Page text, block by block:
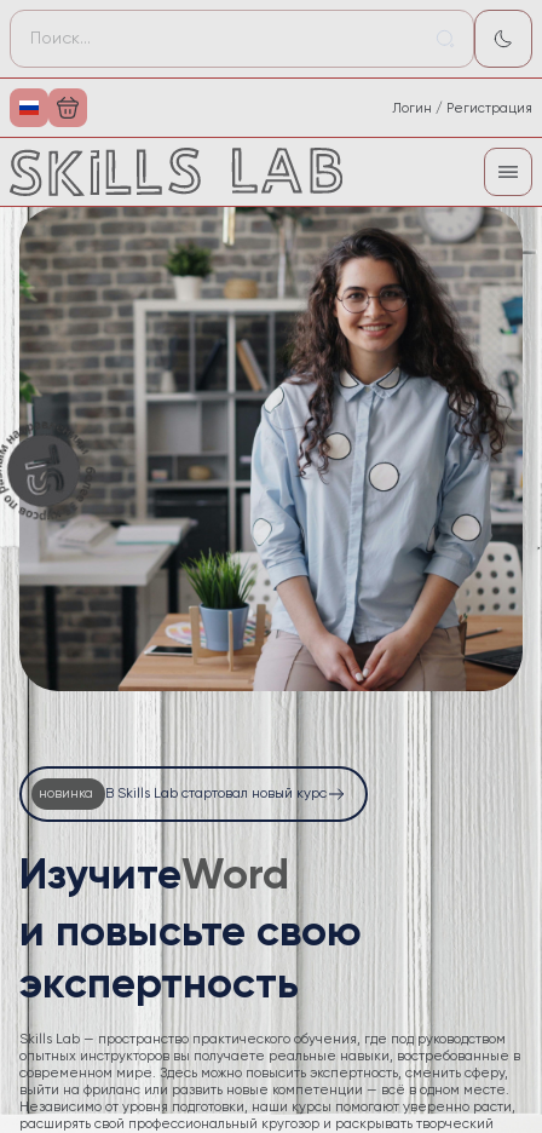
Логин / Регистрация
новинка В Skills Lab стартовал новый курс
ИзучитеExcel
и повысьте свою
экспертность
Skills Lab — пространство практического обучения, где под руководством
опытных инструкторов вы получаете реальные навыки, востребованные в
современном мире. Здесь можно повысить экспертность, сменить сферу,
выйти на фриланс или развить новые компетенции — всё в одном месте.
Независимо от уровня подготовки, наши курсы помогают уверенно расти,
расширять свой профессиональный кругозор и раскрывать творческий